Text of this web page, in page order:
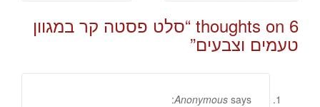
6 thoughts on “ סלט פסטה קר במגוון
טעמים וצבעים”
Anonymous says: